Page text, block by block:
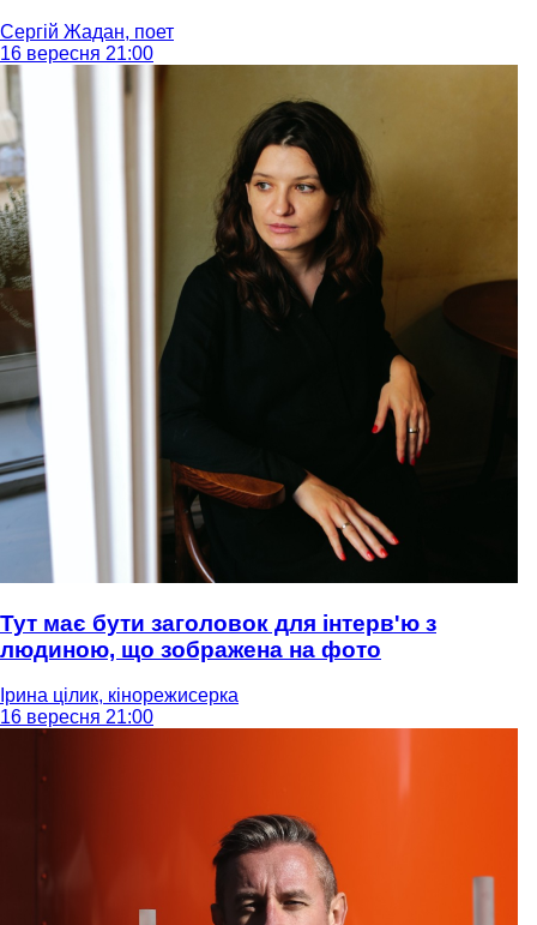
Сергій Жадан, поет
16 вересня 21:00
Тут має бути заголовок для інтерв'ю з
людиною, що зображена на фото
Ірина цілик, кінорежисерка
16 вересня 21:00